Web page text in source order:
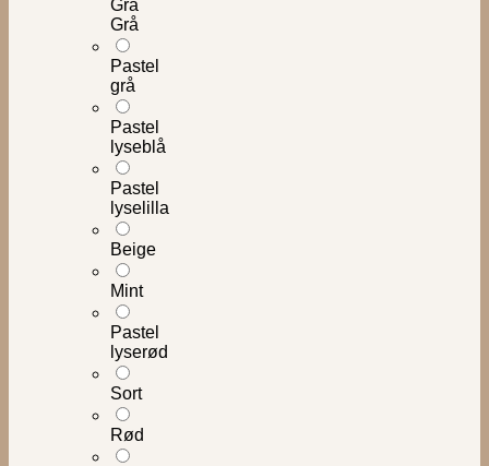
Grå
Pastel
grå
Pastel
lyseblå
Pastel
lyselilla
Beige
Mint
Pastel
lyserød
Sort
Rød